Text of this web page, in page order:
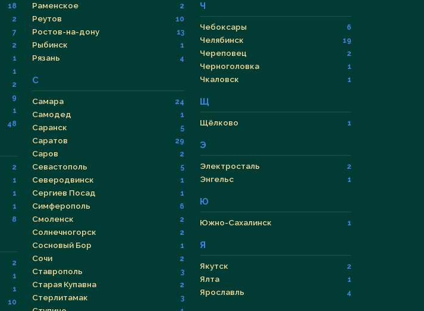
18
2
7
2
1
1
2
9
1
48
2
1
1
1
8
2
1
1
10
Раменское 2
Реутов 10
Ростов-на-дону 13
Рыбинск 1
Рязань 4
С
Самара 24
Самодед 1
Саранск 5
Саратов 29
Саров 2
Севастополь 5
Северодвинск 1
Сергиев Посад 1
Симферополь 6
Смоленск 2
Солнечногорск 2
Сосновый Бор 1
Сочи 2
Ставрополь 3
Старая Купавна 2
Стерлитамак 3
Ч
Чебоксары 6
Челябинск 19
Череповец 2
Черноголовка 1
Чкаловск 1
Щ
Щёлково 1
Э
Электросталь 2
Энгельс 1
Ю
Южно-Сахалинск 1
Я
Якутск 2
Ялта 1
Ярославль 4